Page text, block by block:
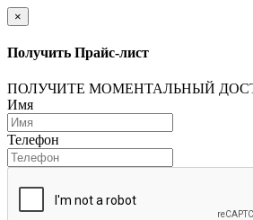
×
Получить Прайс-лист
ПОЛУЧИТЕ МОМЕНТАЛЬНЫЙ
Имя
Телефон